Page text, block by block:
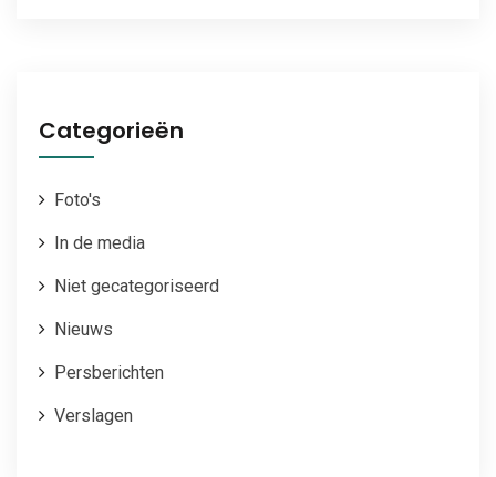
Categorieën
Foto's
In de media
Niet gecategoriseerd
Nieuws
Persberichten
Verslagen